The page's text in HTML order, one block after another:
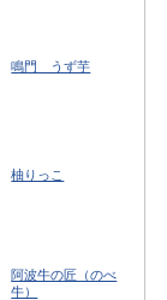
鳴門 うず芋
柚りっこ
阿波牛の匠（のべ
牛）